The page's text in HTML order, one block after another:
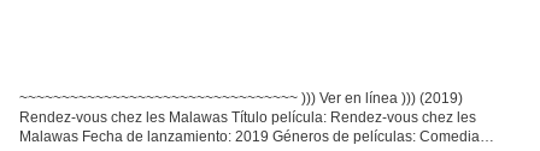
~~~~~~~~~~~~~~~~~~~~~~~~~~~~~~~~~ ))) Ver en línea ))) (2019)
Rendez-vous chez les Malawas Título película: Rendez-vous chez les
Malawas Fecha de lanzamiento: 2019 Géneros de películas: Comedia